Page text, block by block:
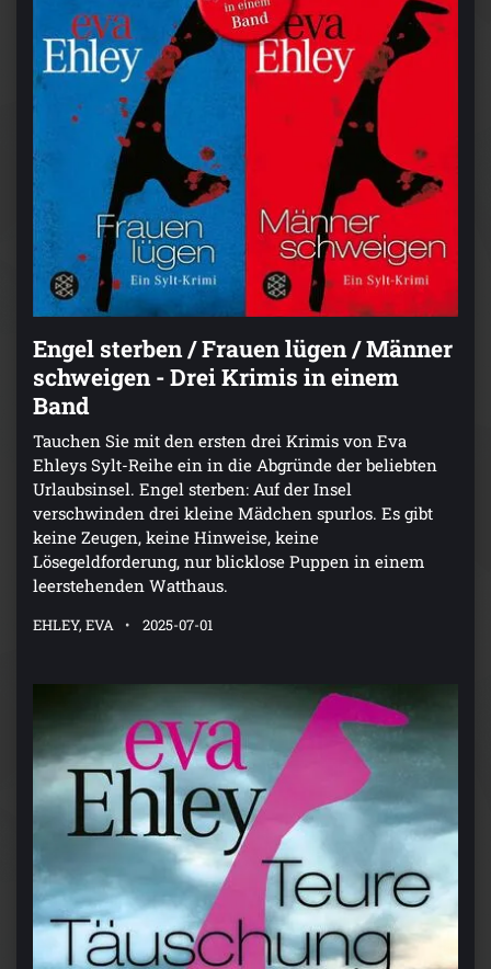
Engel sterben / Frauen lügen / Männer
schweigen - Drei Krimis in einem
Band
Tauchen Sie mit den ersten drei Krimis von Eva
Ehleys Sylt-Reihe ein in die Abgründe der beliebten
Urlaubsinsel. Engel sterben: Auf der Insel
verschwinden drei kleine Mädchen spurlos. Es gibt
keine Zeugen, keine Hinweise, keine
Lösegeldforderung, nur blicklose Puppen in einem
leerstehenden Watthaus.
EHLEY, EVA 2025-07-01